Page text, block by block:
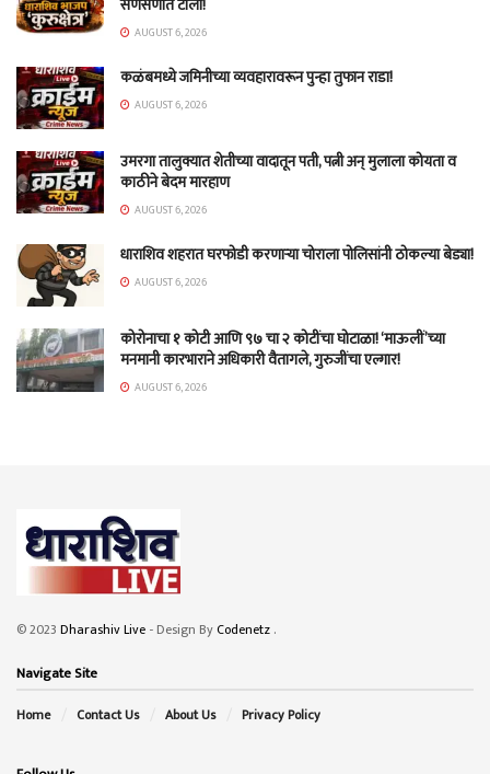
AUGUST 6, 2026
कळंबमध्ये जमिनीच्या व्यवहारावरून पुन्हा तुफान राडा!
AUGUST 6, 2026
उमरगा तालुक्यात शेतीच्या वादातून पती, पत्नी अन् मुलाला कोयता व
काठीने बेदम मारहाण
AUGUST 6, 2026
धाराशिव शहरात घरफोडी करणाऱ्या चोराला पोलिसांनी ठोकल्या बेड्या!
AUGUST 6, 2026
कोरोनाचा १ कोटी आणि ९७ चा २ कोटींचा घोटाळा! ‘माऊलीं’च्या
मनमानी कारभाराने अधिकारी वैतागले, गुरुजींचा एल्गार!
AUGUST 6, 2026
© 2023 Dharashiv Live - Design ByCodenetz .
Navigate Site
Home Contact Us About Us Privacy Policy